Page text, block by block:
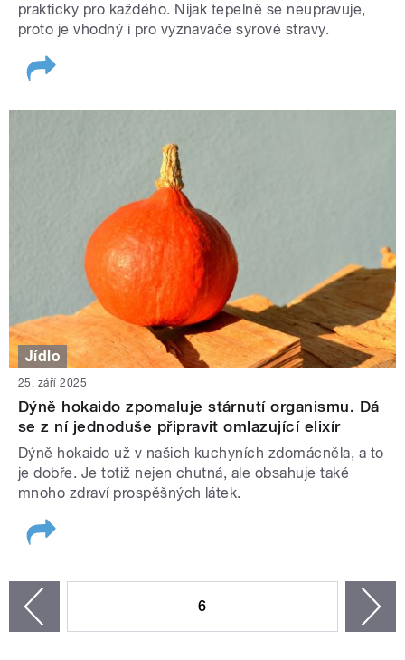
prakticky pro každého. Nijak tepelně se neupravuje,
proto je vhodný i pro vyznavače syrové stravy.
Jídlo
25. září 2025
Dýně hokaido zpomaluje stárnutí organismu. Dá
se z ní jednoduše připravit omlazující elixír
Dýně hokaido už v našich kuchyních zdomácněla, a to
je dobře. Je totiž nejen chutná, ale obsahuje také
mnoho zdraví prospěšných látek.
6